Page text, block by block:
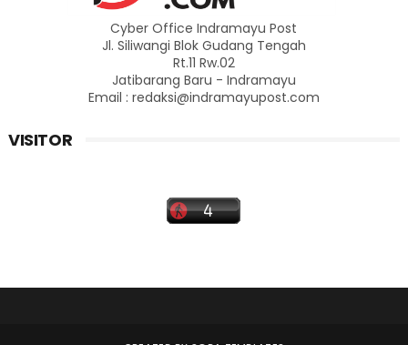
Cyber Office Indramayu Post
Jl. Siliwangi Blok Gudang Tengah
Rt.11 Rw.02
Jatibarang Baru - Indramayu
Email : redaksi@indramayupost.com
VISITOR